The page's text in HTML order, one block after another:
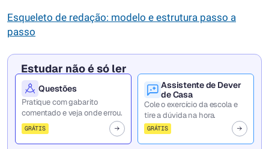
Esqueleto de redação: modelo e estrutura passo a
passo
Estudar não é só ler
Questões
Pratique com gabarito
comentado e veja onde errou.
GRÁTIS
Assistente de Dever
de Casa
Cole o exercício da escola e
tire a dúvida na hora.
GRÁTIS